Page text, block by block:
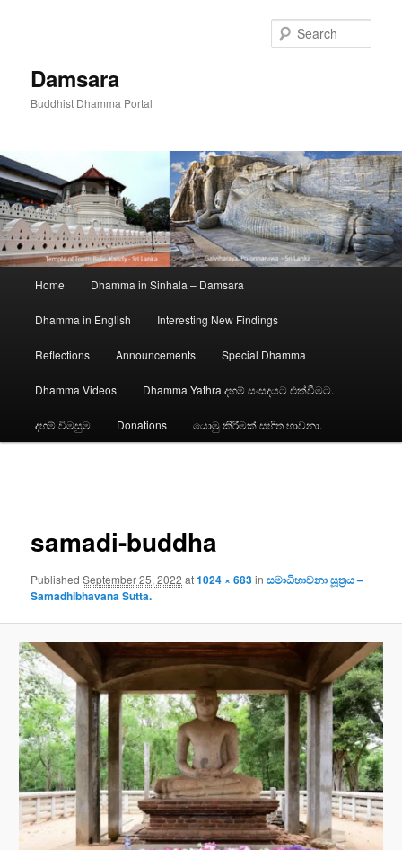
Damsara
Buddhist Dhamma Portal
Home Dhamma in Sinhala – Damsara
Dhamma in English Interesting New Findings
Reflections Announcements Special Dhamma
Dhamma Videos Dhamma Yathra දහම් සංසදයට එක්වීමට.
දහම් විමසුම Donations යොමු කිරීමක් සහිත භාවනා.
samadi-buddha
PublishedSeptember 25, 2022 at1024 × 683inසමාධිභාවනා සූත්‍රය –
Samadhibhavana Sutta.